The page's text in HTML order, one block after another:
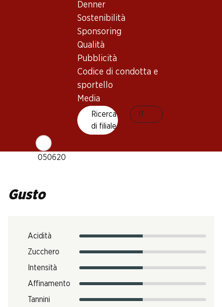
Denner
Sostenibilità
Sponsoring
Qualità
Pubblicità
Codice di condotta e
sportello
Media
Ricerca
di filiale
Vino bianco_old
Maturità di beva
Temperatura di beva
Impronta di CO2
N. Art.
050620
Gusto
Acidità
Zucchero
Intensità
Affinamento
Tannini